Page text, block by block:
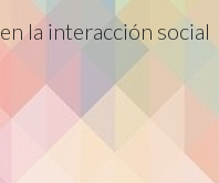
la interacción social